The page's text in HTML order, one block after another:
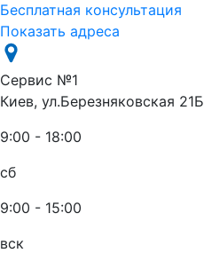
Бесплатная консультация
Показать адреса
Сервис №1
Киев, ул.Березняковская 21Б
9:00 - 18:00
сб
9:00 - 15:00
вск